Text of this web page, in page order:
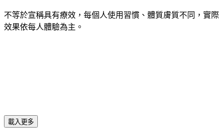
不等於宣稱具有療效，每個人使用習慣、體質膚質不同，實際
效果依每人體驗為主。
載入更多